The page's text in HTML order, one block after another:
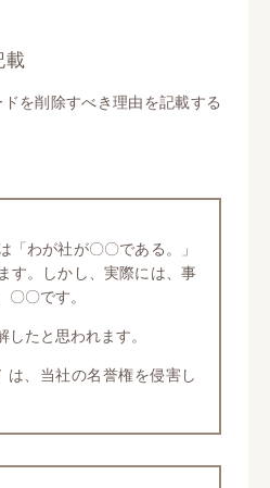
ドを削除すべき理由を記載する
わが社が〇〇である。」
す。しかし、実際には、事
〇です。
たと思われます。
、当社の名誉権を侵害し